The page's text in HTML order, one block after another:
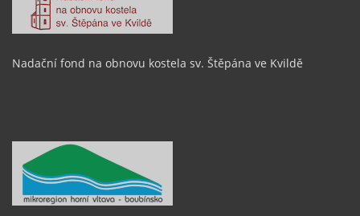
Nadační fond na obnovu kostela sv. Štěpána ve Kvildě